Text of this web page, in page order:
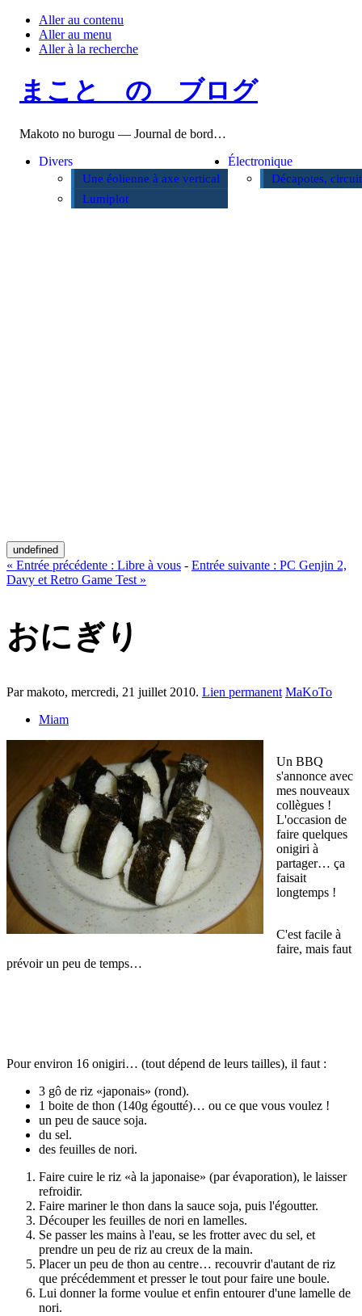
Aller au contenu
Aller au menu
Aller à la recherche
まこと の ブログ
Makoto no burogu — Journal de bord…
Divers
Une éolienne à axe vertical
Lumiplot
Électronique
Décapotes,
undefined
« Entrée précédente : Libre à vous - Entrée suivante : PC Genjin 2,
Davy et Retro Game Test »
おにぎり
Par makoto, mercredi, 21 juillet 2010. Lien permanent MaKoTo
Miam
Un BBQ
s'annonce avec
mes nouveaux
collègues !
L'occasion de
faire quelques
onigiri à
partager… ça
faisait
longtemps !
C'est facile à
faire, mais faut
prévoir un peu de temps…
Pour environ 16 onigiri… (tout dépend de leurs tailles), il faut :
3 gô de riz «japonais» (rond).
1 boite de thon (140g égoutté)… ou ce que vous voulez !
un peu de sauce soja.
du sel.
des feuilles de nori.
Faire cuire le riz «à la japonaise» (par évaporation), le laisser
refroidir.
Faire mariner le thon dans la sauce soja, puis l'égoutter.
Découper les feuilles de nori en lamelles.
Se passer les mains à l'eau, se les frotter avec du sel, et
prendre un peu de riz au creux de la main.
Placer un peu de thon au centre… recouvrir d'autant de riz
que précédemment et presser le tout pour faire une boule.
Lui donner la forme voulue et enfin entourer d'une lamelle de
nori.